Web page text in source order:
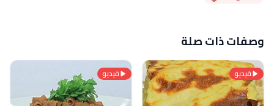
وصفات ذات صلة
فيديو فيديو